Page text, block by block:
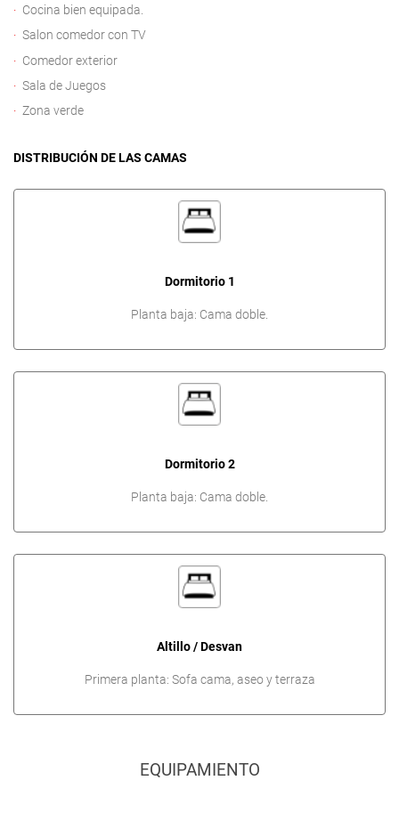
A la playa 0.75km. Tiendas y restaurantes:
Cocina bien equipada.
Salon comedor con TV
Comedor exterior
Sala de Juegos
Zona verde
DISTRIBUCIÓN DE LAS CAMAS
Dormitorio 1
Planta baja: Cama doble.
Dormitorio 2
Planta baja: Cama doble.
Altillo / Desvan
Primera planta: Sofa cama, aseo y terraza
EQUIPAMIENTO